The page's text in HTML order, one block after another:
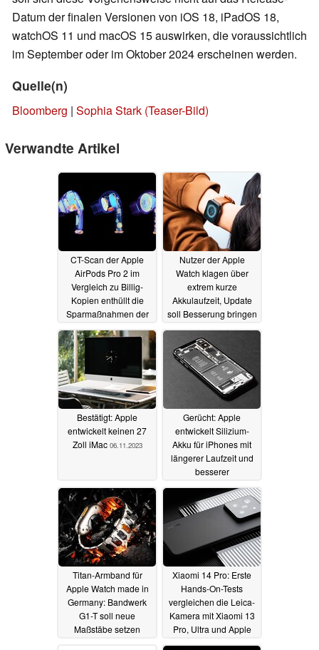
Datum der finalen Versionen von iOS 18, iPadOS 18,
watchOS 11 und macOS 15 auswirken, die voraussichtlich
im September oder im Oktober 2024 erscheinen werden.
Quelle(n)
Bloomberg | Sophia Stark (Teaser-Bild)
Verwandte Artikel
CT-Scan der Apple
AirPods Pro 2 im
Vergleich zu Billig-
Kopien enthüllt die
Sparmaßnahmen der
Fälschungen07.11.2023
Nutzer der Apple
Watch klagen über
extrem kurze
Akkulaufzeit, Update
soll Besserung bringen
06.11.2023
Bestätigt: Apple
entwickelt keinen 27
Zoll iMac 06.11.2023
Gerücht: Apple
entwickelt Silizium-
Akku für iPhones mit
längerer Laufzeit und
besserer
Schnellladung
06.11.2023
Titan-Armband für
Apple Watch made in
Germany: Bandwerk
G1-T soll neue
Maßstäbe setzen
Xiaomi 14 Pro: Erste
Hands-On-Tests
vergleichen die Leica-
Kamera mit Xiaomi 13
Pro, Ultra und Apple
iPhone 15 Pro Max